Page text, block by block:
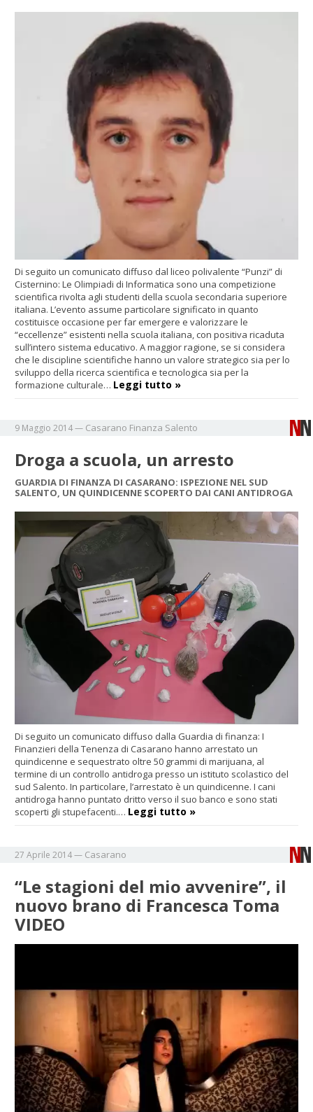
Di seguito un comunicato diffuso dal liceo polivalente “Punzi” di
Cisternino: Le Olimpiadi di Informatica sono una competizione
scientifica rivolta agli studenti della scuola secondaria superiore
italiana. L’evento assume particolare significato in quanto
costituisce occasione per far emergere e valorizzare le
“eccellenze” esistenti nella scuola italiana, con positiva ricaduta
sull’intero sistema educativo. A maggior ragione, se si considera
che le discipline scientifiche hanno un valore strategico sia per lo
sviluppo della ricerca scientifica e tecnologica sia per la
formazione culturale… Leggi tutto »
9 Maggio 2014— Casarano Finanza Salento
Droga a scuola, un arresto
GUARDIA DI FINANZA DI CASARANO: ISPEZIONE NEL SUD
SALENTO, UN QUINDICENNE SCOPERTO DAI CANI ANTIDROGA
Di seguito un comunicato diffuso dalla Guardia di finanza: I
Finanzieri della Tenenza di Casarano hanno arrestato un
quindicenne e sequestrato oltre 50 grammi di marijuana, al
termine di un controllo antidroga presso un istituto scolastico del
sud Salento. In particolare, l’arrestato è un quindicenne. I cani
antidroga hanno puntato dritto verso il suo banco e sono stati
scoperti gli stupefacenti.… Leggi tutto »
27 Aprile 2014— Casarano
“Le stagioni del mio avvenire”, il
nuovo brano di Francesca Toma
VIDEO